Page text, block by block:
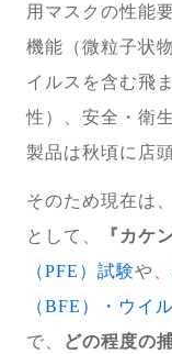
用マスクの性能
機能（微粒子状
イルスを含む飛
性）、安全・衛
製品は秋頃に店
そのため現在は
として、
『カケ
（PFE）試験や、
（BFE）・ウイ
で、
どの程度の